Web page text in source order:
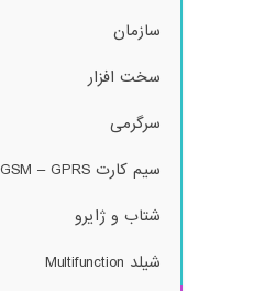
سازمان
سخت افزار
سرگرمی
سیم کارت GSM – GPRS
شتاب و ژایرو
شیلد Multifunction